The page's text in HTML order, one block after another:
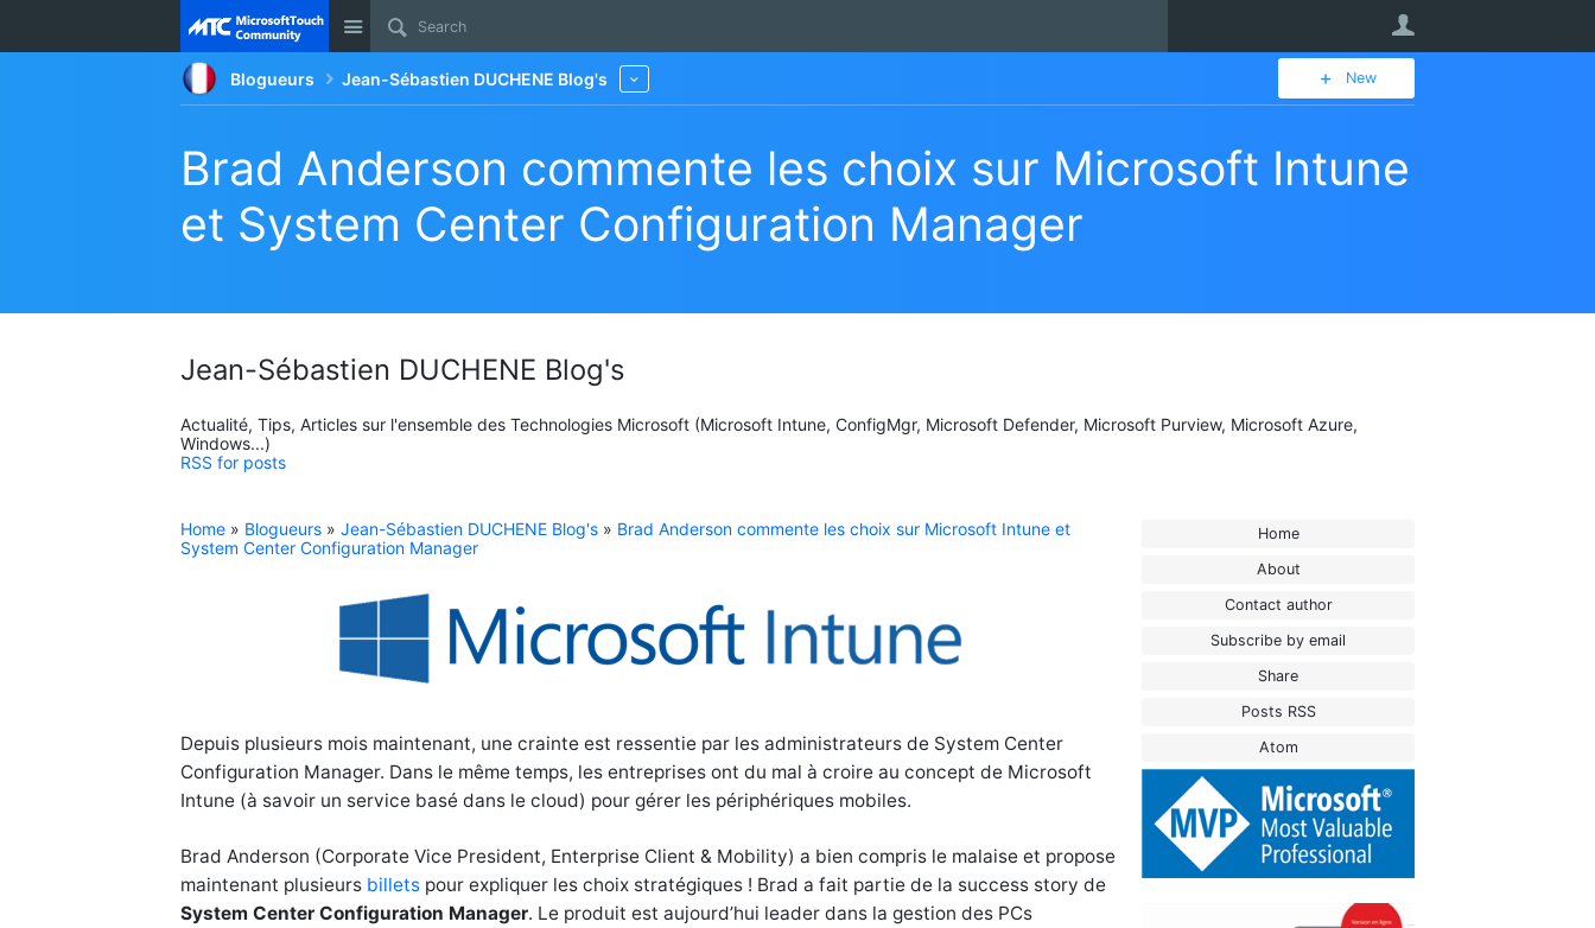
Site
Blogueurs Jean-Sébastien DUCHENE Blog's New
Brad Anderson commente les choix sur Microsoft Intune
et System Center Configuration Manager
Jean-Sébastien DUCHENE Blog's
Actualité, Tips, Articles sur l'ensemble des Technologies Microsoft (Microsoft Intune, ConfigMgr, Microsoft Defender, Microsoft Purview, Microsoft Azure,
Windows...)
RSS for posts
Home
About
Contact author
Subscribe by email
Share
Posts RSS
Atom
Home » Blogueurs » Jean-Sébastien DUCHENE Blog's » Brad Anderson commente les choix sur Microsoft Intune et
System Center Configuration Manager
Depuis plusieurs mois maintenant, une crainte est ressentie par les administrateurs de System Center
Configuration Manager. Dans le même temps, les entreprises ont du mal à croire au concept de Microsoft
Intune (à savoir un service basé dans le cloud) pour gérer les périphériques mobiles.
Brad Anderson (Corporate Vice President, Enterprise Client & Mobility) a bien compris le malaise et propose
maintenant plusieurs billets pour expliquer les choix stratégiques ! Brad a fait partie de la success story de
System Center Configuration Manager. Le produit est aujourd’hui leader dans la gestion des PCs